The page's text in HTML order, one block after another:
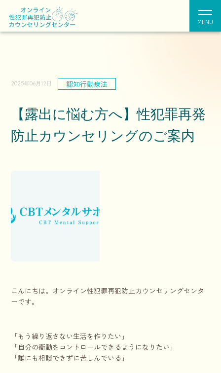
MENU
2025年06月12日 認知行動療法
【露出に悩む方へ】性犯罪再発
防止カウンセリングのご案内
こんにちは。オンライン性犯罪再犯防止カウンセリングセンタ
ーです。
「もう繰り返さない生活を作りたい」
「自分の衝動をコントロールできるようになりたい」
「誰にも相談できずに苦しんでいる」